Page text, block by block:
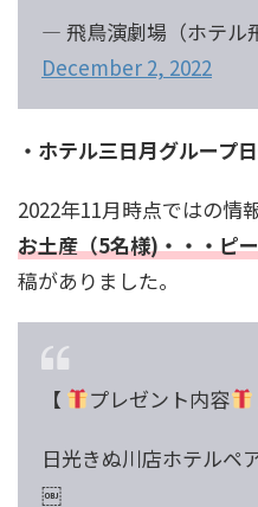
— 飛鳥演劇場（ホテル
December 2, 2022
・ホテル三日月グループ
2022年11月時点ではの情
お土産（5名様)・・・ピ
稿がありました。
【 プレゼント内容
日光きぬ川店ホテルペ
￼